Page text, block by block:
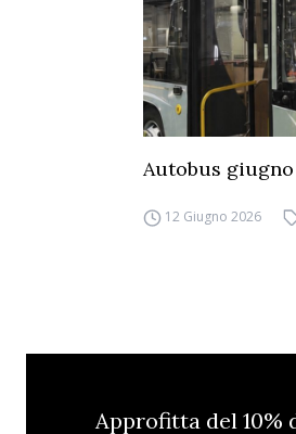
Autobus giugno
12 Giugno 2026
Approfitta del 10%